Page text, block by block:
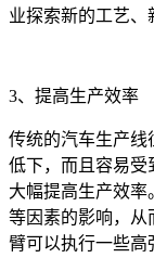
业探索新的工艺、
3、提高生产效率
传统的汽车生产线
低下，而且容易受
大幅提高生产效率
等因素的影响，从
臂可以执行一些高